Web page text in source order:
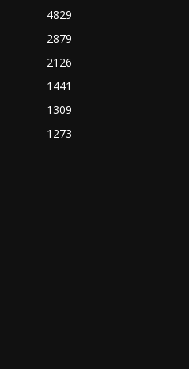
4829
2879
2126
1441
1309
1273